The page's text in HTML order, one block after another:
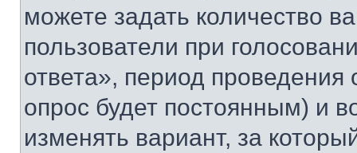
можете задать количество
пользователи при
ответа», период проведения
опрос будет постоянным) и
изменять вариант, за